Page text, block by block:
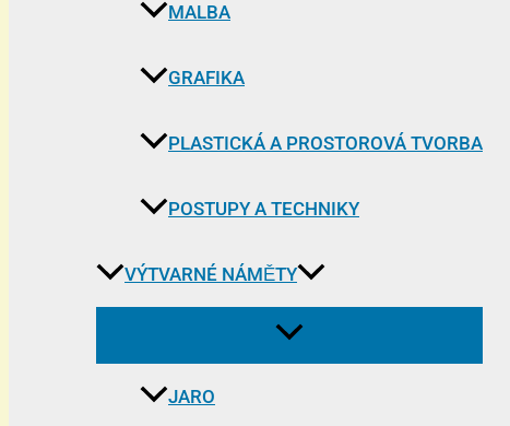
MALBA
GRAFIKA
PLASTICKÁ A PROSTOROVÁ TVORBA
POSTUPY A TECHNIKY
VÝTVARNÉ NÁMĚTY
JARO